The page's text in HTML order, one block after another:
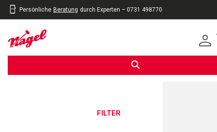
Persönliche Beratung durch Experten – 0731 498770
FILTER